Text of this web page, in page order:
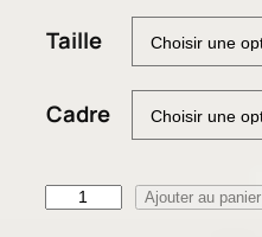
€
à
9
2
,
0
Taille
Cadre
Ajouter au panier